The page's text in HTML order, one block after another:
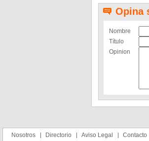
Opina
Nombre
Título
Opinion
Nosotros Directorio Aviso Legal Contacto